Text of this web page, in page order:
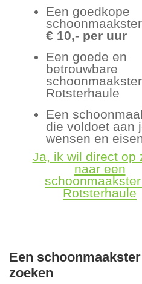
Een goedkope
€ 10,- per uur
Een goede en
betrouwbare
Rotsterhaule
Een
die voldoet aan
wensen en
Ja, ik wil direct op
naar een
Rotsterhaule
Een
zoeken